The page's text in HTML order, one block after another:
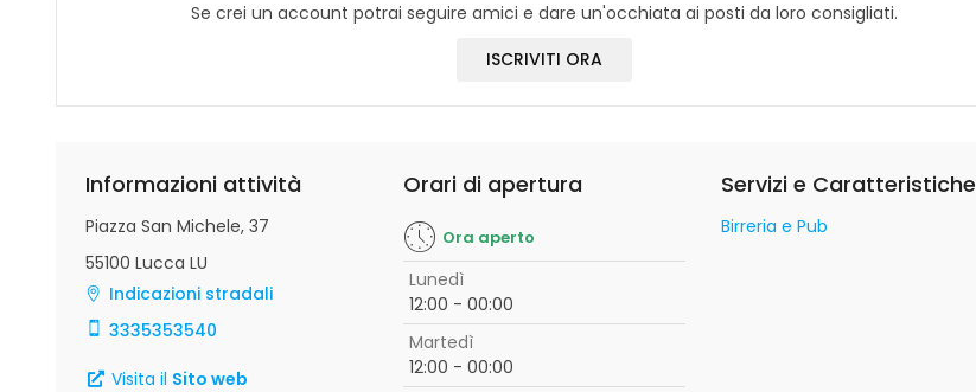
Se crei un account potrai seguire amici e dare un'occhiata ai posti da loro consigliati.
ISCRIVITI ORA
Informazioni attività
Piazza San Michele, 37
55100 Lucca LU
Indicazioni stradali
3335353540
Visita il Sito web
Orari di apertura
Ora aperto
Lunedì
12:00 - 00:00
Martedì
12:00 - 00:00
Servizi e Caratteristiche
Birreria e Pub